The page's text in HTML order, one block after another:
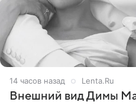
14 часов назад Lenta.Ru
Внешний вид Димы